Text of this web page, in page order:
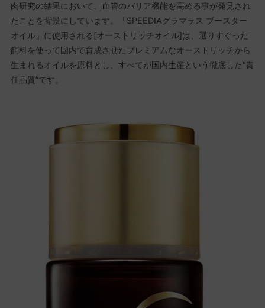
肉研究の結果において、血管のバリア機能を高める事が発見され
たことを背景にしています。「SPEEDIAグラマラス ブースター
オイル」に使用される[オーストリッチオイル]は、選りすぐった
飼料を使って国内で育成させたプレミアムなオーストリッチから
生まれるオイルを原料とし、すべてが国内生産という徹底した“責
任品質”です。